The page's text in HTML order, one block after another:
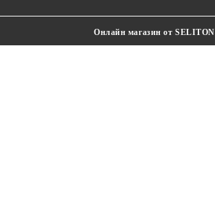
Онлайн магазин от SELITON